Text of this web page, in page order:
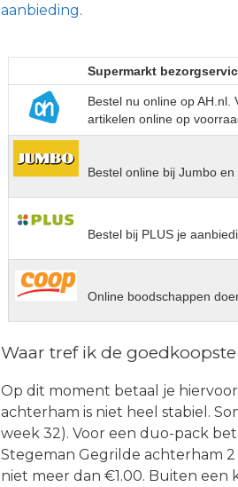
aanbieding.
Supermarkt
Bestel nu online op
artikelen online op
Bestel online bij Jumbo
Bestel bij PLUS je
Online boodschappen
Waar tref ik de
Op dit moment betaal je
achterham is niet heel stabiel.
week 32). Voor een duo-pack
Stegeman Gegrilde achterham
niet meer dan €1.00. Buiten